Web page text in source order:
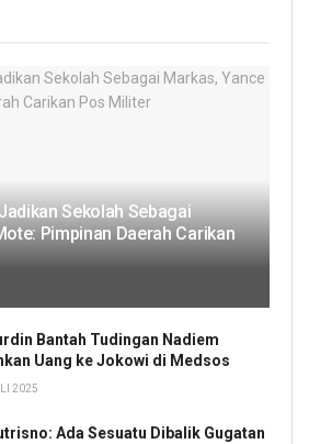
Sekolah Sebagai
Pimpinan Daerah Carikan
Bantah Tudingan Nadiem
Uang ke Jokowi di Medsos
2025
Ada Sesuatu Dibalik Gugatan